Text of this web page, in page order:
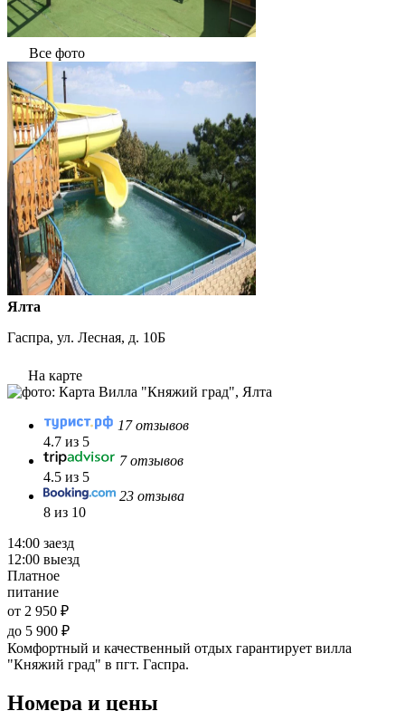
Все фото
Ялта
Гаспра, ул. Лесная, д. 10Б
На карте
17 отзывов
4.7 из 5
7 отзывов
4.5 из 5
23 отзыва
8 из 10
14:00 заезд
12:00 выезд
Платное
питание
от 2 950 ₽
до 5 900 ₽
Комфортный и качественный отдых гарантирует вилла
"Княжий град" в пгт. Гаспра.
Номера и цены